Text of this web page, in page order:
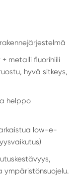
metalli fluorihiili
hyvä sitkeys,
helppo
low-e-
ympäristönsuojelu.